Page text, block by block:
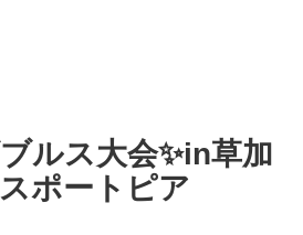
ルス大会✨in草加
ポートピア